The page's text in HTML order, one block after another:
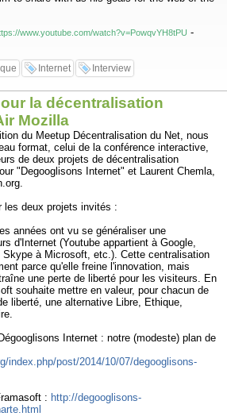
www.youtube.com/watch?v=PowqvYH8tPU -
Internet Interview
la décentralisation
Mozilla
du Meetup Décentralisation du Net, nous
format, celui de la conférence interactive,
de deux projets de décentralisation
"Degooglisons Internet" et Laurent Chemla,
les deux projets invités :
années ont vu se généraliser une
d'Internet (Youtube appartient à Google,
à Microsoft, etc.). Cette centralisation
parce qu'elle freine l'innovation, mais
une perte de liberté pour les visiteurs. En
souhaite mettre en valeur, pour chacun de
liberté, une alternative Libre, Ethique,
Internet : notre (modeste) plan de
index.php/post/2014/10/07/degooglisons-
: http://degooglisons-